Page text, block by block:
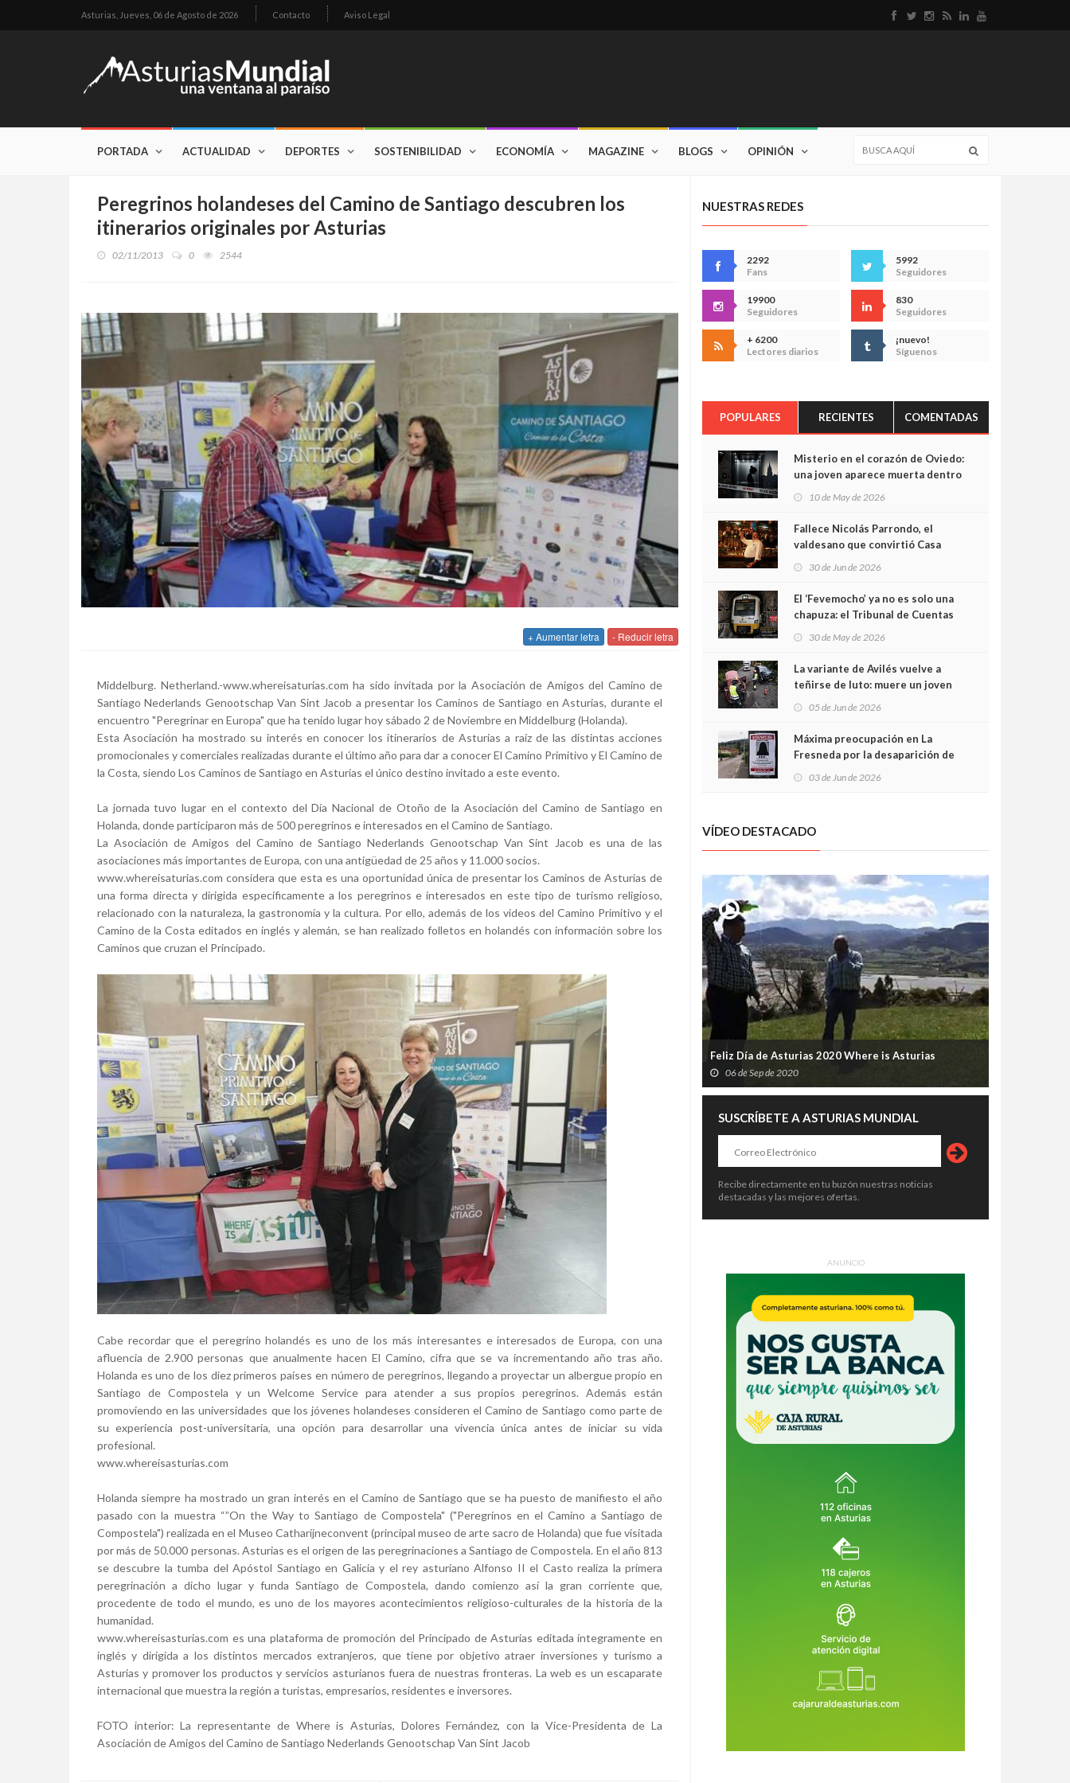
Asturias, Jueves, 06 de Agosto de 2026 Contacto Aviso Legal
PORTADA ACTUALIDAD DEPORTES SOSTENIBILIDAD ECONOMÍA MAGAZINE BLOGS OPINIÓN
Peregrinos holandeses del Camino de Santiago descubren los
itinerarios originales por Asturias
02/11/2013 0 2544
+ Aumentar letra - Reducir letra
Middelburg. Netherland.-www.whereisaturias.com ha sido invitada por la Asociación de Amigos del Camino de
Santiago Nederlands Genootschap Van Sint Jacob a presentar los Caminos de Santiago en Asturias, durante el
encuentro "Peregrinar en Europa" que ha tenido lugar hoy sábado 2 de Noviembre en Middelburg (Holanda).
Esta Asociación ha mostrado su interés en conocer los itinerarios de Asturias a raíz de las distintas acciones
promocionales y comerciales realizadas durante el último año para dar a conocer El Camino Primitivo y El Camino de
la Costa, siendo Los Caminos de Santiago en Asturias el único destino invitado a este evento.
La jornada tuvo lugar en el contexto del Día Nacional de Otoño de la Asociación del Camino de Santiago en
Holanda, donde participaron más de 500 peregrinos e interesados en el Camino de Santiago.
La Asociación de Amigos del Camino de Santiago Nederlands Genootschap Van Sint Jacob es una de las
asociaciones más importantes de Europa, con una antigüedad de 25 años y 11.000 socios.
www.whereisaturias.com considera que esta es una oportunidad única de presentar los Caminos de Asturias de
una forma directa y dirigida específicamente a los peregrinos e interesados en este tipo de turismo religioso,
relacionado con la naturaleza, la gastronomía y la cultura. Por ello, además de los videos del Camino Primitivo y el
Camino de la Costa editados en inglés y alemán, se han realizado folletos en holandés con información sobre los
Caminos que cruzan el Principado.
Cabe recordar que el peregrino holandés es uno de los más interesantes e interesados de Europa, con una
afluencia de 2.900 personas que anualmente hacen El Camino, cifra que se va incrementando año tras año.
Holanda es uno de los diez primeros países en número de peregrinos, llegando a proyectar un albergue propio en
Santiago de Compostela y un Welcome Service para atender a sus propios peregrinos. Además están
promoviendo en las universidades que los jóvenes holandeses consideren el Camino de Santiago como parte de
su experiencia post-universitaria, una opción para desarrollar una vivencia única antes de iniciar su vida
profesional.
www.whereisasturias.com
Holanda siempre ha mostrado un gran interés en el Camino de Santiago que se ha puesto de manifiesto el año
pasado con la muestra “”On the Way to Santiago de Compostela" ("Peregrinos en el Camino a Santiago de
Compostela") realizada en el Museo Catharijneconvent (principal museo de arte sacro de Holanda) que fue visitada
por más de 50.000 personas. Asturias es el origen de las peregrinaciones a Santiago de Compostela. En el año 813
se descubre la tumba del Apóstol Santiago en Galicia y el rey asturiano Alfonso II el Casto realiza la primera
peregrinación a dicho lugar y funda Santiago de Compostela, dando comienzo así la gran corriente que,
procedente de todo el mundo, es uno de los mayores acontecimientos religioso-culturales de la historia de la
humanidad.
www.whereisasturias.com es una plataforma de promoción del Principado de Asturias editada íntegramente en
inglés y dirigida a los distintos mercados extranjeros, que tiene por objetivo atraer inversiones y turismo a
Asturias y promover los productos y servicios asturianos fuera de nuestras fronteras. La web es un escaparate
internacional que muestra la región a turistas, empresarios, residentes e inversores.
FOTO interior: La representante de Where is Asturias, Dolores Fernández, con la Vice-Presidenta de La
Asociación de Amigos del Camino de Santiago Nederlands Genootschap Van Sint Jacob
NUESTRAS REDES
2292
Fans
5992
Seguidores
19900
Seguidores
830
Seguidores
+ 6200
Lectores diarios
¡nuevo!
Síguenos
POPULARES RECIENTES COMENTADAS
Misterio en el corazón de Oviedo:
una joven aparece muerta dentro
cámaras captan sus últimos
minutos
10 de May de 2026
Fallece Nicolás Parrondo, el
valdesano que convirtió Casa
30 de Jun de 2026
El ‘Fevemocho’ ya no es solo una
chapuza: el Tribunal de Cuentas
sobrecoste de los trenes que no
cabían por los túneles
30 de May de 2026
La variante de Avilés vuelve a
teñirse de luto: muere un joven
05 de Jun de 2026
Máxima preocupación en La
Fresneda por la desaparición de
03 de Jun de 2026
VÍDEO DESTACADO
Feliz Día de Asturias 2020 Where is Asturias
06 de Sep de 2020
SUSCRÍBETE A ASTURIAS MUNDIAL
Recibe directamente en tu buzón nuestras noticias
destacadas y las mejores ofertas.
ANUNCIO